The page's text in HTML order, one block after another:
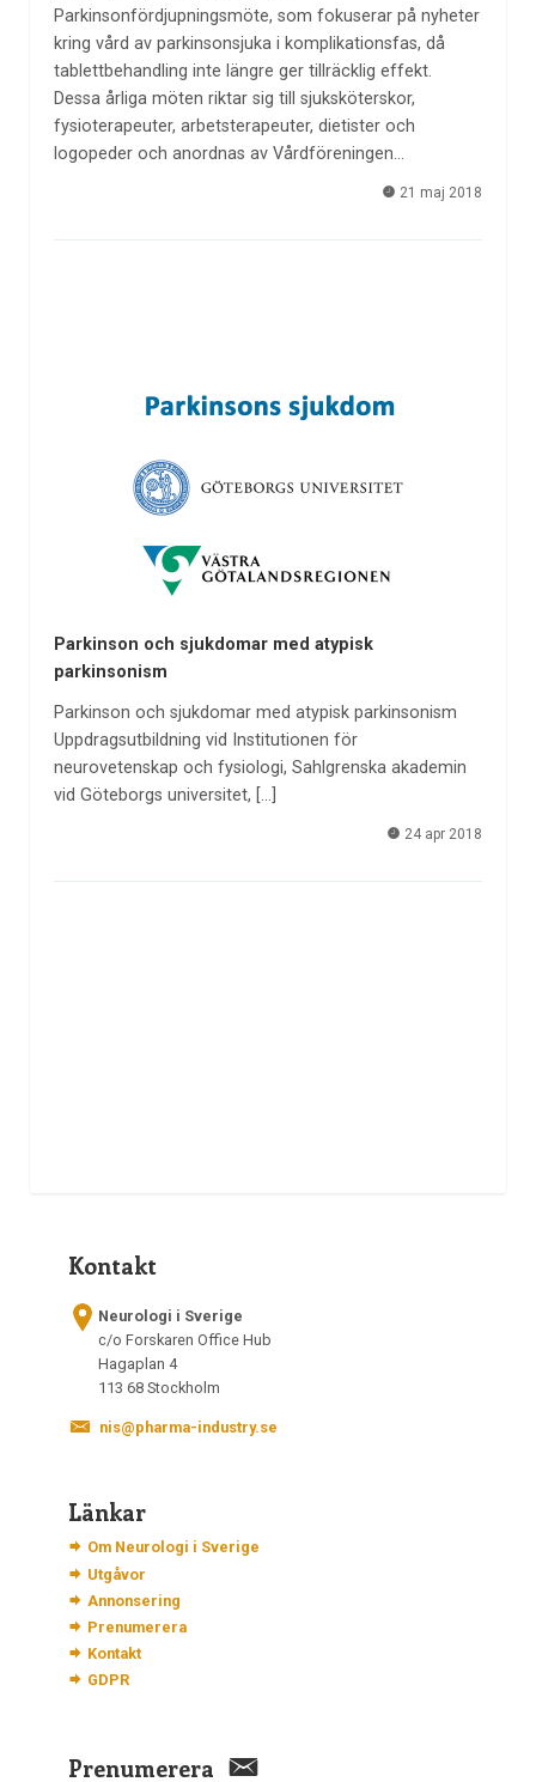
Parkinsonfördjupningsmöte, som fokuserar på nyheter
kring vård av parkinsonsjuka i komplikationsfas, då
tablettbehandling inte längre ger tillräcklig effekt.
Dessa årliga möten riktar sig till sjuksköterskor,
fysioterapeuter, arbetsterapeuter, dietister och
logopeder och anordnas av Vårdföreningen…
21 maj 2018
Parkinson och sjukdomar med atypisk
parkinsonism
Parkinson och sjukdomar med atypisk parkinsonism
Uppdragsutbildning vid Institutionen för
neurovetenskap och fysiologi, Sahlgrenska akademin
vid Göteborgs universitet, […]
24 apr 2018
Kontakt
Neurologi i Sverige
c/o Forskaren Office Hub
Hagaplan 4
113 68 Stockholm
nis@pharma-industry.se
Länkar
Om Neurologi i Sverige
Utgåvor
Annonsering
Prenumerera
Kontakt
GDPR
Prenumerera